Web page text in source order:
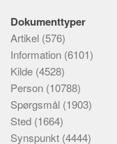
Dokumenttyper
Artikel (576)
Information (6101)
Kilde (4528)
Person (10788)
Spørgsmål (1903)
Sted (1664)
Synspunkt (4444)